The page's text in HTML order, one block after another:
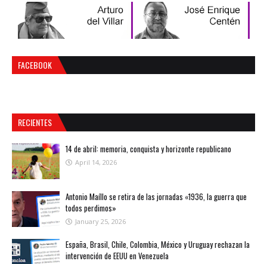
FACEBOOK
RECIENTES
14 de abril: memoria, conquista y horizonte republicano
April 14, 2026
Antonio Maíllo se retira de las jornadas «1936, la guerra que
todos perdimos»
January 25, 2026
España, Brasil, Chile, Colombia, México y Uruguay rechazan la
intervención de EEUU en Venezuela